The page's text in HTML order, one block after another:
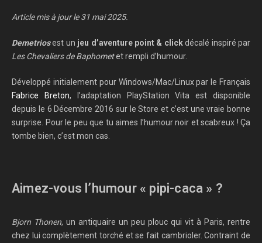
Article mis à jour le 31 mai 2025.
Demetriosest un jeu d’aventure point & clickdécalé inspiré par
Les Chevaliers de Baphometet rempli d’humour.
Développé initialement pour Windows/Mac/Linux par le Français
Fabrice Breton, l’adaptation PlayStation Vita est disponible
depuis le 6 Décembre 2016 sur le Store et c’est une vraie bonne
surprise. Pour le peu que tu aimes l’humour noir et scabreux ! Ça
tombe bien, c’est mon cas.
Aimez-vous l’humour « pipi-caca » ?
Bjorn Thonen, un antiquaire un peu plouc qui vit à Paris, rentre
chez lui complètement torché et se fait cambrioler. Contraint de